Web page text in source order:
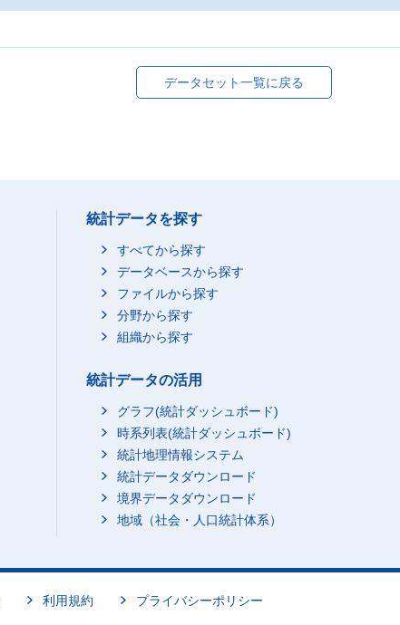
データセット一覧に戻る
統計データを探す
すべてから探す
データベースから探す
ファイルから探す
分野から探す
組織から探す
統計データの活用
グラフ(統計ダッシュボード)
時系列表(統計ダッシュボード)
統計地理情報システム
統計データダウンロード
境界データダウンロード
地域（社会・人口統計体系）
利用規約 プライバシーポリシー